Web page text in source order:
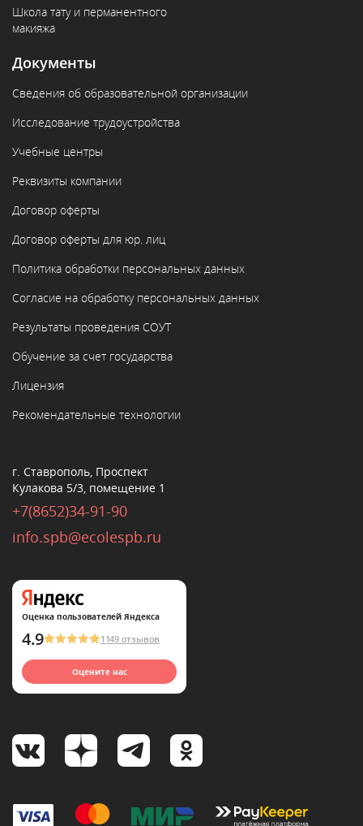
Школа тату и перманентного
макияжа
Документы
Сведения об образовательной организации
Исследование трудоустройства
Учебные центры
Реквизиты компании
Договор оферты
Договор оферты для юр. лиц
Политика обработки персональных данных
Согласие на обработку персональных данных
Результаты проведения СОУТ
Обучение за счет государства
Лицензия
Рекомендательные технологии
г. Ставрополь, Проспект
Кулакова 5/3, помещение 1
+7(8652)34-91-90
info.spb@ecolespb.ru
Оценка пользователей Яндекса
4.9 1149 отзывов
Оцените нас